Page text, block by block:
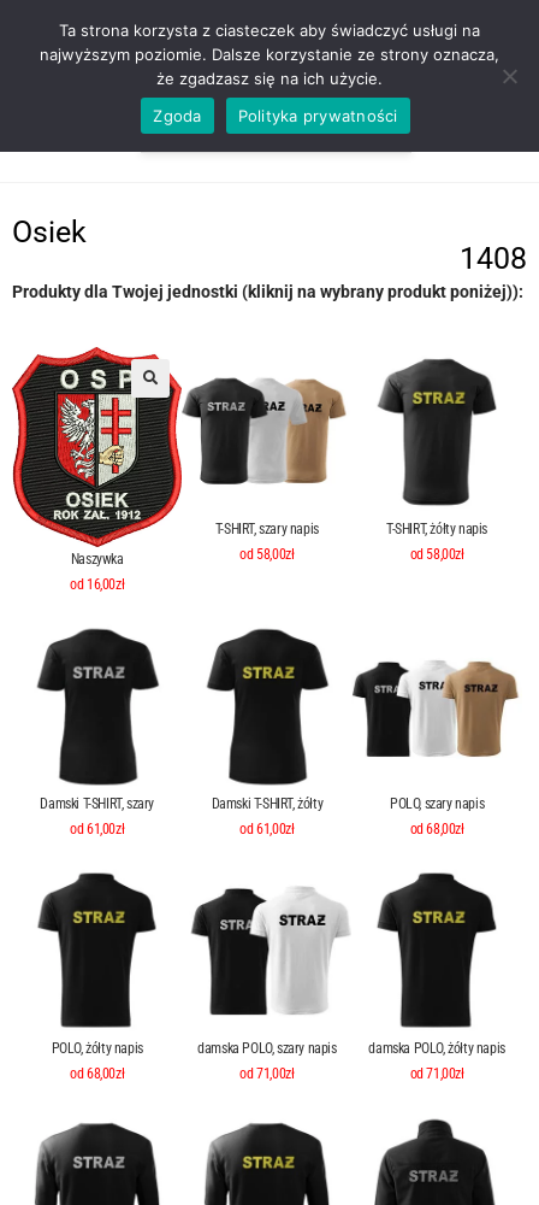
ZADZWOŃ TEL. 600 352 938
Osiek
1408
Produkty dla Twojej jednostki (kliknij na wybrany produkt poniżej)):
Naszywka
od 16,00zł
T-SHIRT, szary napis
od 58,00zł
T-SHIRT, żółty napis
od 58,00zł
Damski T-SHIRT, szary
od 61,00zł
Damski T-SHIRT, żółty
od 61,00zł
POLO, szary napis
od 68,00zł
POLO, żółty napis
od 68,00zł
damska POLO, szary napis
od 71,00zł
damska POLO, żółty napis
od 71,00zł
Ta strona korzysta z ciasteczek aby świadczyć usługi na
najwyższym poziomie. Dalsze korzystanie ze strony oznacza,
że zgadzasz się na ich użycie.
Zgoda
Polityka prywatności